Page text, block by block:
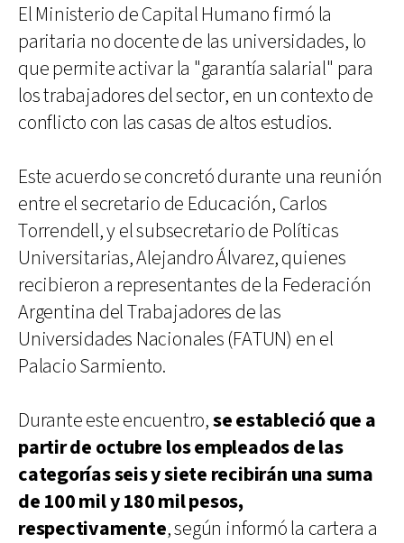
El Ministerio de Capital Humano firmó la
paritaria no docente de las universidades, lo
que permite activar la "garantía salarial" para
los trabajadores del sector, en un contexto de
conflicto con las casas de altos estudios.
Este acuerdo se concretó durante una reunión
entre el secretario de Educación, Carlos
Torrendell, y el subsecretario de Políticas
Universitarias, Alejandro Álvarez, quienes
recibieron a representantes de la Federación
Argentina del Trabajadores de las
Universidades Nacionales (FATUN) en el
Palacio Sarmiento.
Durante este encuentro,se estableció que a
partir de octubre los empleados de las
categorías seis y siete recibirán una suma
de 100 mil y 180 mil pesos,
respectivamente, según informó la cartera a